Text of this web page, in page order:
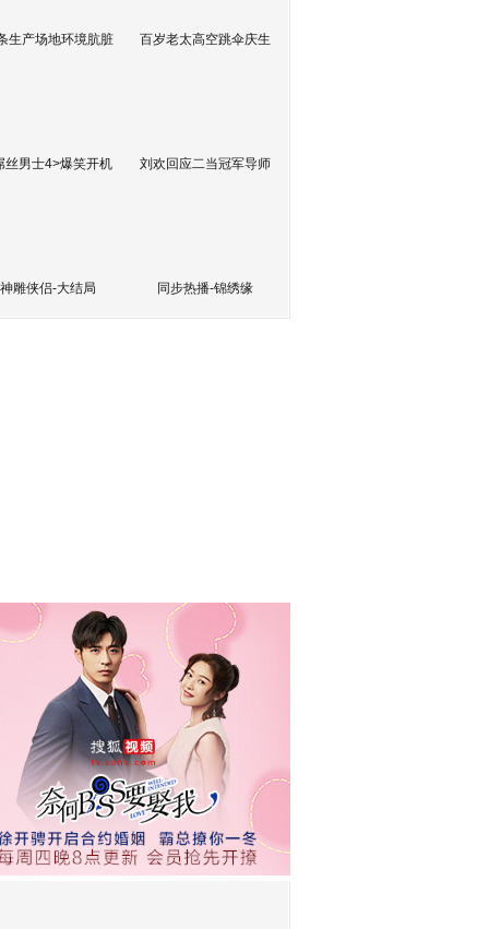
生产场地环境肮脏 百岁老太高空跳伞庆生
丝男士4>爆笑开机 刘欢回应二当冠军导师
神雕侠侣-大结局 同步热播-锦绣缘